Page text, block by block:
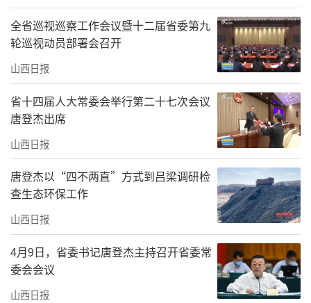
全省巡视巡察工作会议暨十二届省委第九
轮巡视动员部署会召开
山西日报
省十四届人大常委会举行第二十七次会议
唐登杰出席
山西日报
唐登杰以“四不两直”方式到吕梁调研检
查生态环保工作
山西日报
4月9日，省委书记唐登杰主持召开省委常
委会会议
山西日报